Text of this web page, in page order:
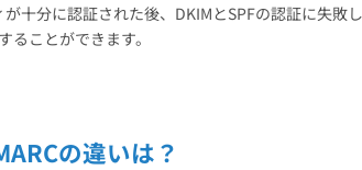
十分に認証された後、DKIMとSPFの認証に失敗
ることができます。
の違いは？